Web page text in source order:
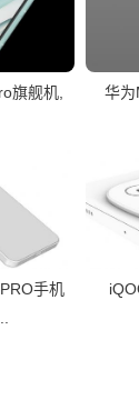
旗舰机,
华为
手机